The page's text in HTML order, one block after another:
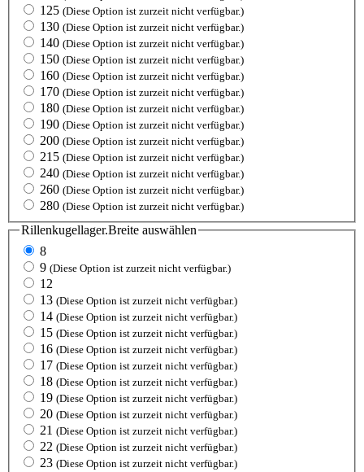
125 (Diese Option ist zurzeit nicht verfügbar.)
130 (Diese Option ist zurzeit nicht verfügbar.)
140 (Diese Option ist zurzeit nicht verfügbar.)
150 (Diese Option ist zurzeit nicht verfügbar.)
160 (Diese Option ist zurzeit nicht verfügbar.)
170 (Diese Option ist zurzeit nicht verfügbar.)
180 (Diese Option ist zurzeit nicht verfügbar.)
190 (Diese Option ist zurzeit nicht verfügbar.)
200 (Diese Option ist zurzeit nicht verfügbar.)
215 (Diese Option ist zurzeit nicht verfügbar.)
240 (Diese Option ist zurzeit nicht verfügbar.)
260 (Diese Option ist zurzeit nicht verfügbar.)
280 (Diese Option ist zurzeit nicht verfügbar.)
Rillenkugellager.Breite auswählen
8
9 (Diese Option ist zurzeit nicht verfügbar.)
12
13 (Diese Option ist zurzeit nicht verfügbar.)
14 (Diese Option ist zurzeit nicht verfügbar.)
15 (Diese Option ist zurzeit nicht verfügbar.)
16 (Diese Option ist zurzeit nicht verfügbar.)
17 (Diese Option ist zurzeit nicht verfügbar.)
18 (Diese Option ist zurzeit nicht verfügbar.)
19 (Diese Option ist zurzeit nicht verfügbar.)
20 (Diese Option ist zurzeit nicht verfügbar.)
21 (Diese Option ist zurzeit nicht verfügbar.)
22 (Diese Option ist zurzeit nicht verfügbar.)
23 (Diese Option ist zurzeit nicht verfügbar.)